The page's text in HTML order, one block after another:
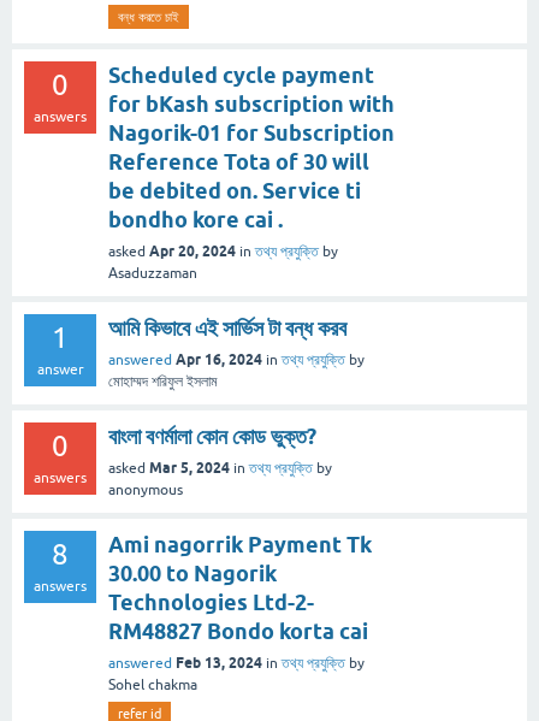
বন্ধ করতে চাই
0
answers
Scheduled cycle payment
for bKash subscription with
Nagorik-01 for Subscription
Reference Tota of 30 will
be debited on. Service ti
bondho kore cai .
asked Apr 20, 2024 inতথ্য প্রযুক্তি by
Asaduzzaman
1
answer
আমি কিভাবে এই সার্ভিস টা বন্ধ করব
answered Apr 16, 2024 inতথ্য প্রযুক্তি by
মোহাম্মদ শরিফুল ইসলাম
0
answers
বাংলা বণর্মালা কোন কোড ভুক্ত?
asked Mar 5, 2024 inতথ্য প্রযুক্তি by
anonymous
8
answers
Ami nagorrik Payment Tk
30.00 to Nagorik
Technologies Ltd-2-
RM48827 Bondo korta cai
answered Feb 13, 2024 inতথ্য প্রযুক্তি by
Sohel chakma
refer id